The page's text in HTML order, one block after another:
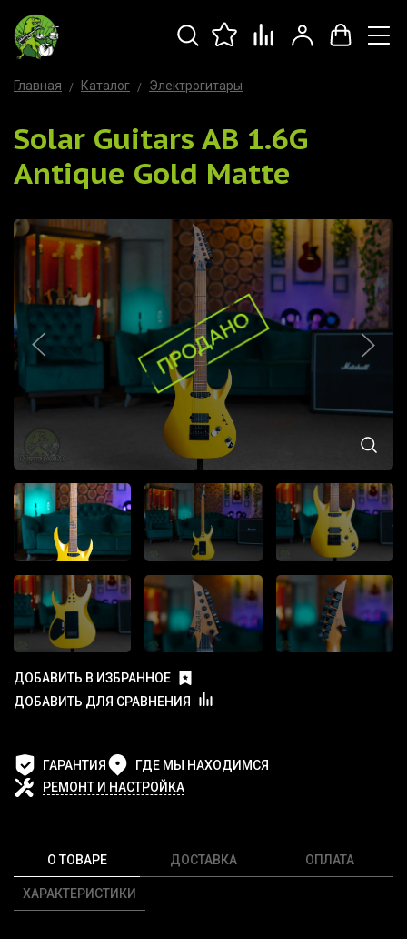
Главная Каталог Электрогитары
Solar Guitars AB 1.6G
Antique Gold Matte
ДОБАВИТЬ В ИЗБРАННОЕ
ДОБАВИТЬ ДЛЯ СРАВНЕНИЯ
ГАРАНТИЯ
ГДЕ МЫ НАХОДИМСЯ
РЕМОНТ И НАСТРОЙКА
О ТОВАРЕ
ХАРАКТЕРИСТИКИ
ДОСТАВКА ОПЛАТА